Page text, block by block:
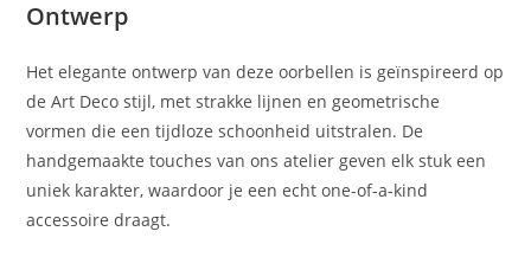
Ontwerp
Het elegante ontwerp van deze oorbellen is geïnspireerd op
de Art Deco stijl, met strakke lijnen en geometrische
vormen die een tijdloze schoonheid uitstralen. De
handgemaakte touches van ons atelier geven elk stuk een
uniek karakter, waardoor je een echt one-of-a-kind
accessoire draagt.